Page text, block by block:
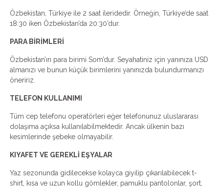
Özbekistan, Türkiye ile 2 saat ileridedir. Örneğin, Türkiye’de saat
18:30 iken Özbekistan’da 20:30’dur.
PARA BİRİMLERİ
Özbekistan’ın para birimi Som’dur. Seyahatiniz için yanınıza USD
almanızı ve bunun küçük birimlerini yanınızda bulundurmanızı
öneririz.
TELEFON KULLANIMI
Tüm cep telefonu operatörleri eğer telefonunuz uluslararası
dolaşıma açıksa kullanılabilmektedir. Ancak ülkenin bazı
kesimlerinde şebeke olmayabilir.
KIYAFET VE GEREKLİ EŞYALAR
Yaz sezonunda gidilecekse kolayca giyilip çıkarılabilecek t-
shirt, kısa ve uzun kollu gömlekler, pamuklu pantolonlar, şort,